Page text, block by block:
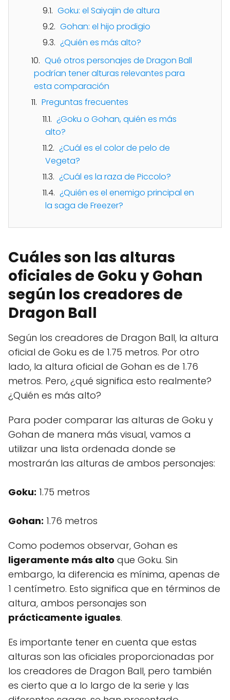
Goku: el Saiyajin de altura
Gohan: el hijo prodigio
¿Quién es más alto?
Qué otros personajes de Dragon Ball
podrían tener alturas relevantes para
esta comparación
Preguntas frecuentes
¿Goku o Gohan, quién es más
alto?
¿Cuál es el color de pelo de
Vegeta?
¿Cuál es la raza de Piccolo?
¿Quién es el enemigo principal en
la saga de Freezer?
Cuáles son las alturas
oficiales de Goku y Gohan
según los creadores de
Dragon Ball
Según los creadores de Dragon Ball, la altura
oficial de Goku es de 1.75 metros. Por otro
lado, la altura oficial de Gohan es de 1.76
metros. Pero, ¿qué significa esto realmente?
¿Quién es más alto?
Para poder comparar las alturas de Goku y
Gohan de manera más visual, vamos a
utilizar una lista ordenada donde se
mostrarán las alturas de ambos personajes:
Goku: 1.75 metros
Gohan: 1.76 metros
Como podemos observar, Gohan es
ligeramente más alto que Goku. Sin
embargo, la diferencia es mínima, apenas de
1 centímetro. Esto significa que en términos de
altura, ambos personajes son
prácticamente iguales.
Es importante tener en cuenta que estas
alturas son las oficiales proporcionadas por
los creadores de Dragon Ball, pero también
es cierto que a lo largo de la serie y las